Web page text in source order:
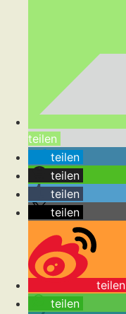
teilen
teilen
teilen
teilen
teilen
teilen
teilen